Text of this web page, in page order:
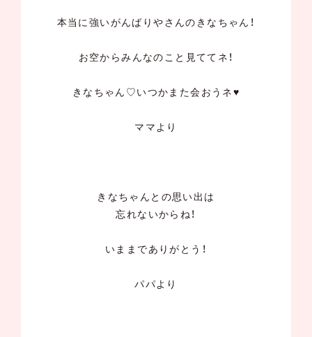
本当に強いがんばりやさんのきなちゃん！
お空からみんなのこと見ててネ！
きなちゃん♡いつかまた会おうネ♥
ママより
きなちゃんとの思い出は
忘れないからね！
いままでありがとう！
パパより